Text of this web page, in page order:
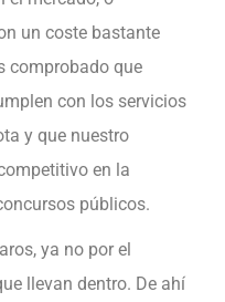
un coste bastante
comprobado que
con los servicios
y que nuestro
en la
públicos.
ya no por el
llevan dentro. De ahí